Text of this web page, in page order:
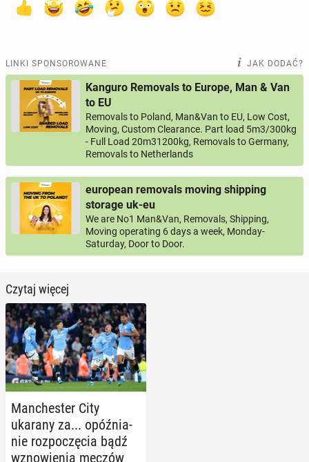
LINKI SPONSOROWANE JAK DODAĆ?
Kanguro Removals to Europe, Man & Van
to EU
Removals to Poland, Man&Van to EU, Low Cost,
Moving, Custom Clearance. Part load 5m3/300kg
- Full Load 20m31200kg, Removals to Germany,
Removals to Netherlands
european removals moving shipping
storage uk-eu
We are No1 Man&Van, Removals, Shipping,
Moving operating 6 days a week, Monday-
Saturday, Door to Door.
Czytaj więcej
Man­che­ster City
ukarany za... opóź­nia­
nie roz­po­czę­cia bądź
wzno­wie­nia meczów